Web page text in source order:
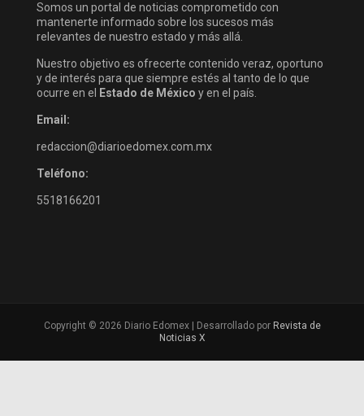
Somos un portal de noticias comprometido con
mantenerte informado sobre los sucesos más
relevantes de nuestro estado y más allá.
Nuestro objetivo es ofrecerte contenido veraz, oportuno
y de interés para que siempre estés al tanto de lo que
ocurre en el
Estado de México y en el país.
Email:
redaccion@diarioedomex.com.mx
Teléfono:
5518166201
Copyright © 2026 Diario Edomex | Desarrollado por Revista de
Noticias X